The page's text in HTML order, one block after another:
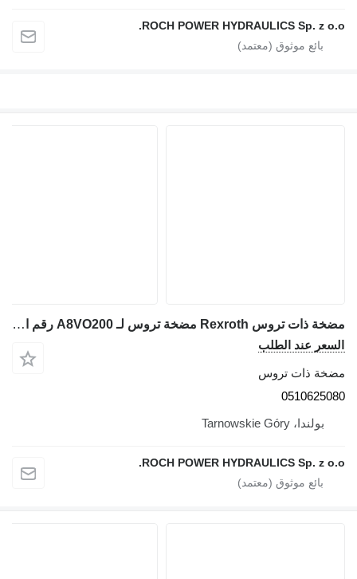
ROCH POWER HYDRAULICS Sp. z
مضخة ذات تروس Rexroth مضخة تروس لـ A8VO200 رقم القطعة: 0510625080 لـ حفارة
عند الطلب
ذات تروس
بولندا، Tarnowskie Góry
ROCH POWER HYDRAULICS Sp. z